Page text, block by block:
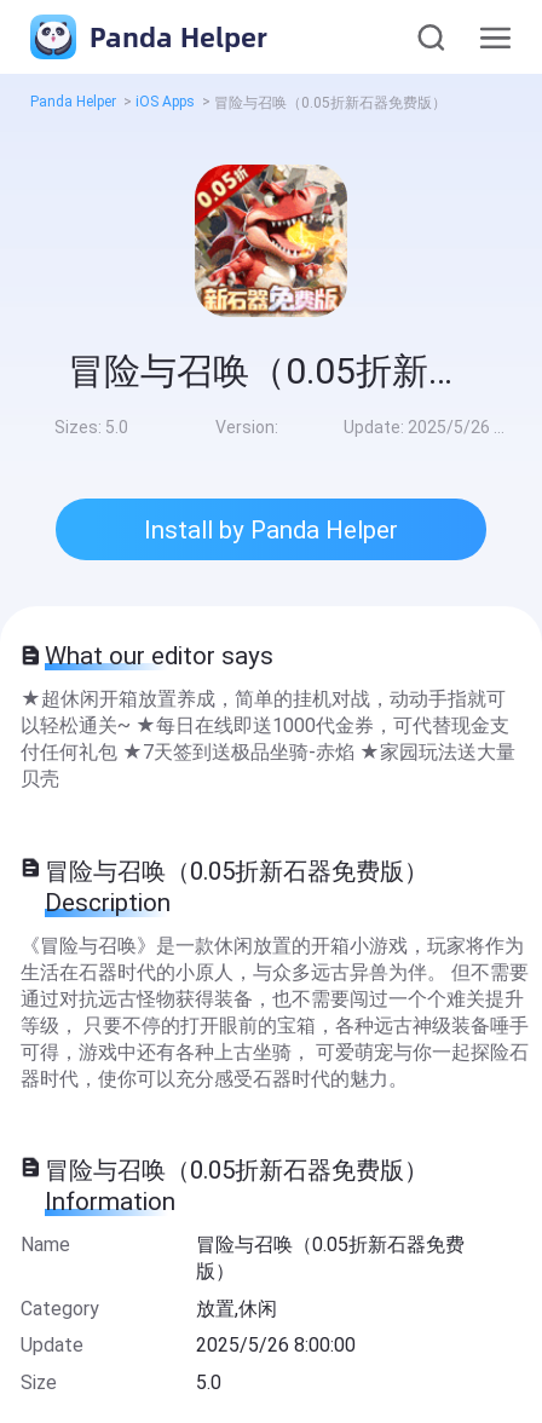
Panda Helper
Panda Helper > iOS Apps > 冒险与召唤（0.05折新石器免费版）
冒险与召唤（0.05折新石器免费版）
Sizes: 5.0 Version: Update: 2025/5/26 8:00:00
Install by Panda Helper
What our editor says
★超休闲开箱放置养成，简单的挂机对战，动动手指就可
以轻松通关~ ★每日在线即送1000代金券，可代替现金支
付任何礼包 ★7天签到送极品坐骑-赤焰 ★家园玩法送大量
贝壳
冒险与召唤（0.05折新石器免费版）
Description
《冒险与召唤》是一款休闲放置的开箱小游戏，玩家将作为
生活在石器时代的小原人，与众多远古异兽为伴。 但不需要
通过对抗远古怪物获得装备，也不需要闯过一个个难关提升
等级， 只要不停的打开眼前的宝箱，各种远古神级装备唾手
可得，游戏中还有各种上古坐骑， 可爱萌宠与你一起探险石
器时代，使你可以充分感受石器时代的魅力。
冒险与召唤（0.05折新石器免费版）
Information
Name
冒险与召唤（0.05折新石器免费
版）
Category
放置,休闲
Update
2025/5/26 8:00:00
Size
5.0